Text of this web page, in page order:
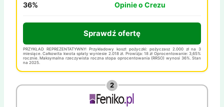
36% Opinie o Crezu
Sprawdź ofertę
PRZYKŁAD REPREZENTATYWNY: Przykładowy koszt pożyczki: pożyczasz 2.000 zł na 3
miesiące. Całkowita kwota spłaty wyniesie 2.018 zł. Prowizja: 18 zł Oprocentowanie: 3,65%
rocznie. Maksymalna rzeczywista roczna stopa oprocentowania (RRSO) wynosi 36%. Stan
na 2025.